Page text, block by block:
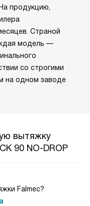
продукцию,
Страной
модель —
со строгими
на одном заводе
вытяжку
90 NO-DROP
Falmec?